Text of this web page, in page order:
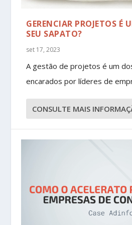
GERENCIAR PROJETOS É
SEU SAPATO?
set 17, 2023
A gestão de projetos é um
encarados por líderes de
CONSULTE MAIS